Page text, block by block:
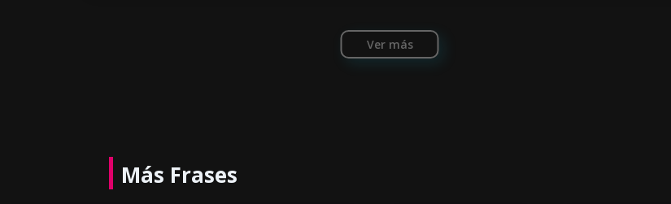
Ver más
Más Frases